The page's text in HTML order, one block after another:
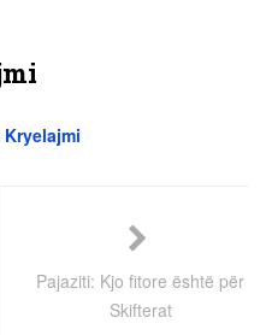
Kryelajmi
Pajaziti: Kjo fitore është për
Skifterat